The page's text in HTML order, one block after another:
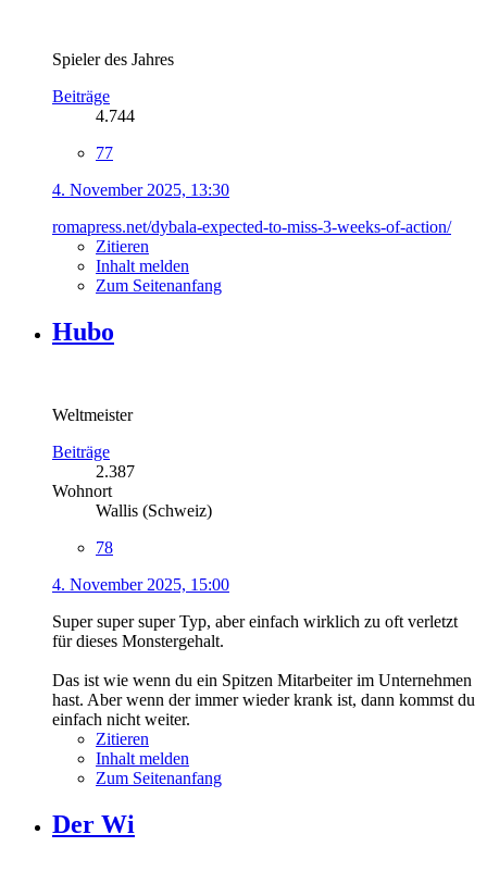
Spieler des Jahres
Beiträge
4.744
77
4. November 2025, 13:30
romapress.net/dybala-expected-to-miss-3-weeks-of-action/
Zitieren
Inhalt melden
Zum Seitenanfang
Hubo
Weltmeister
Beiträge
2.387
Wohnort
Wallis (Schweiz)
78
4. November 2025, 15:00
Super super super Typ, aber einfach wirklich zu oft verletzt
für dieses Monstergehalt.
Das ist wie wenn du ein Spitzen Mitarbeiter im Unternehmen
hast. Aber wenn der immer wieder krank ist, dann kommst du
einfach nicht weiter.
Zitieren
Inhalt melden
Zum Seitenanfang
Der Wi